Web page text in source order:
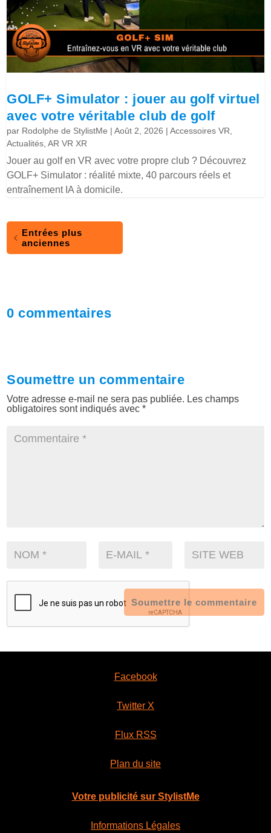
GOLF+ Simulator : jouer au golf virtuel
avec votre véritable club de golf
par Rodolphe de StylistMe |Août 2, 2026 |Accessoires VR
Actualités ,AR VR XR
Jouer au golf en VR avec votre propre club ? Découvrez
GOLF+ Simulator : réalité mixte, 40 parcours réels et
entraînement IA à domicile.
Entrées plus
anciennes
0 commentaires
Soumettre un commentaire
Votre adresse e-mail ne sera pas publiée. Les champs
obligatoires sont indiqués avec*
Soumettre le commentaire
Facebook
Twitter X
Flux RSS
Plan du site
Votre publicité sur StylistMe
Informations Légales